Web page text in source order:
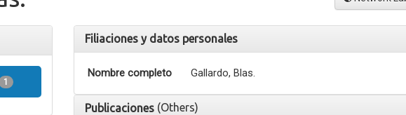
1
Filiaciones y datos personales
Nombre completo Gallardo, Blas.
Publicaciones (Others)